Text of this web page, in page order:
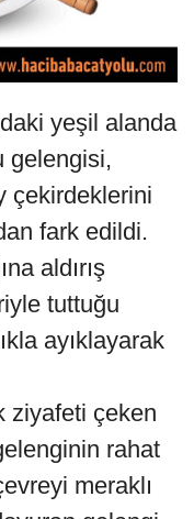
yeşil alanda
gelengisi,
çekirdeklerini
fark edildi.
aldırış
tuttuğu
ayıklayarak
ziyafeti çeken
rahat
meraklı